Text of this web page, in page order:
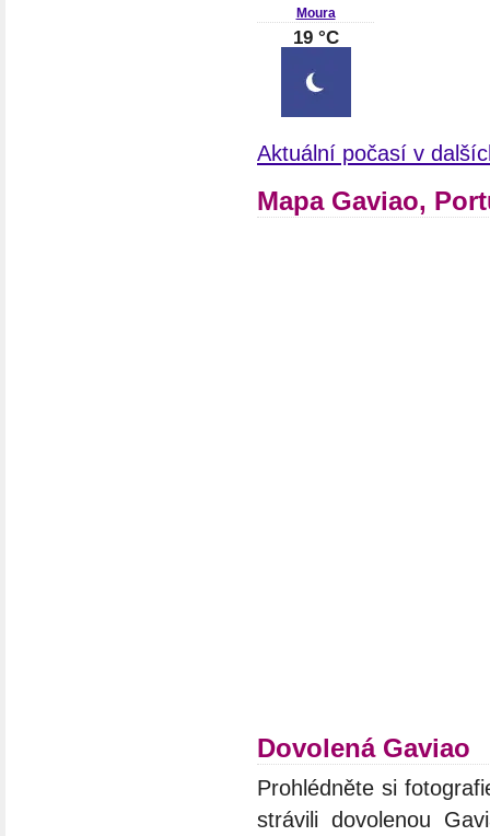
Moura
19 °C
Aktuální počasí v
Mapa Gaviao,
Dovolená Gaviao
Prohlédněte si
strávili dovolenou